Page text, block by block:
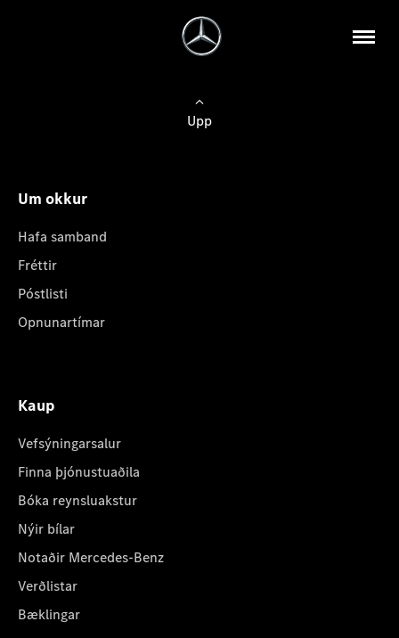
Upp
Um okkur
Hafa samband
Fréttir
Póstlisti
Opnunartímar
Kaup
Vefsýningarsalur
Finna þjónustuaðila
Bóka reynsluakstur
Nýir bílar
Notaðir Mercedes-Benz
Verðlistar
Bæklingar